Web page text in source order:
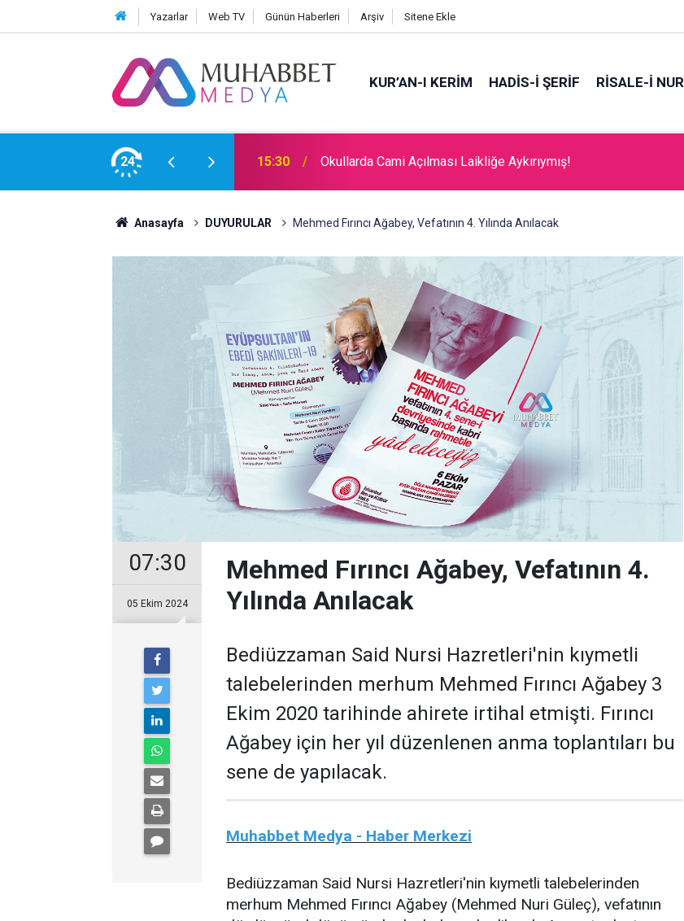
Yazarlar Web TV Günün Haberleri Arşiv Sitene Ekle
KUR’AN-I KERİM HADİS-İ ŞERİF RİSALE-İ NUR
24 15:30 Okullarda Cami Açılması Laikliğe Aykırıymış!
Anasayfa DUYURULAR Mehmed Fırıncı Ağabey, Vefatının 4. Yılında Anılacak
07:30
05 Ekim 2024
Mehmed Fırıncı Ağabey, Vefatının 4.
Yılında Anılacak
Bediüzzaman Said Nursi Hazretleri'nin kıymetli
talebelerinden merhum Mehmed Fırıncı Ağabey 3
Ekim 2020 tarihinde ahirete irtihal etmişti. Fırıncı
Ağabey için her yıl düzenlenen anma toplantıları bu
sene de yapılacak.
Muhabbet Medya - Haber Merkezi
Bediüzzaman Said Nursi Hazretleri'nin kıymetli talebelerinden
merhum Mehmed Fırıncı Ağabey (Mehmed Nuri Güleç), vefatının